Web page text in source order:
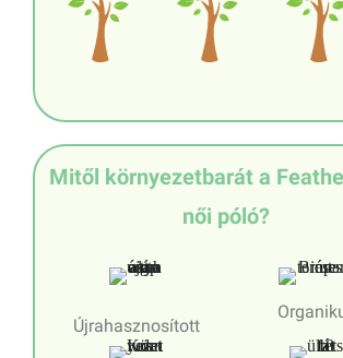
Mitől környezetbarát a
női póló?
Újrahasznosított